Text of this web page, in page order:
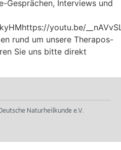
Gesprächen, Interviews und
youtu.be/
rund um unsere Therapos-
Sie uns bitte direkt
Naturheilkunde e.V.